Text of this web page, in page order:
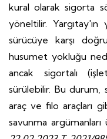
kural olarak sigorta
yöneltilir. Yargıtay'ın
sürücüye karşı
husumet yokluğu
ancak sigortalı
sürülebilir. Bu durum,
araç ve filo araçları
savunma argümanları